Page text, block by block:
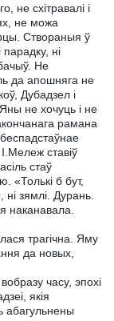
не схітравалі і
не можа
Створаныя ў
ні
Не
да апошняга не
Дубадзел і
не хочуць і не
рамана
ставіў
стаў
«Толькі б бут,
зямлі. Дурань.
наканавала.
трагічна. Яму
да новых,
часу, эпохі
якія
абагульнены